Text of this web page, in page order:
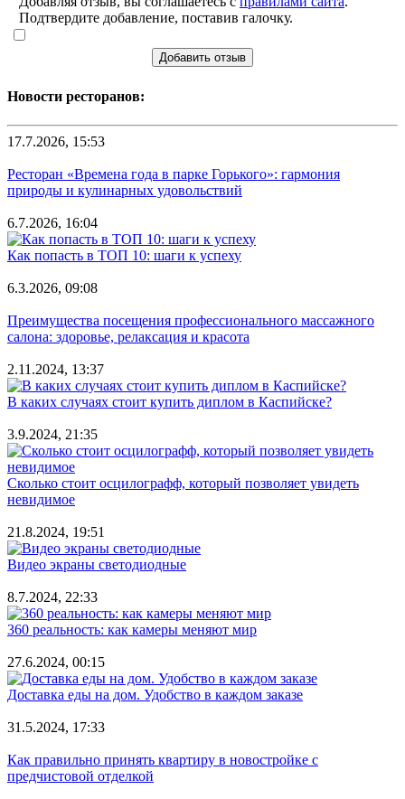
Подтвердите добавление, поставив галочку.
Добавить отзыв
Новости ресторанов:
17.7.2026, 15:53
Ресторан «Времена года в парке Горького»: гармония
природы и кулинарных удовольствий
6.7.2026, 16:04
Как попасть в ТОП 10: шаги к успеху
6.3.2026, 09:08
Преимущества посещения профессионального массажного
салона: здоровье, релаксация и красота
2.11.2024, 13:37
В каких случаях стоит купить диплом в Каспийске?
3.9.2024, 21:35
Сколько стоит осцилографф, который позволяет увидеть
невидимое
21.8.2024, 19:51
Видео экраны светодиодные
8.7.2024, 22:33
360 реальность: как камеры меняют мир
27.6.2024, 00:15
Доставка еды на дом. Удобство в каждом заказе
31.5.2024, 17:33
Как правильно принять квартиру в новостройке с
предчистовой отделкой